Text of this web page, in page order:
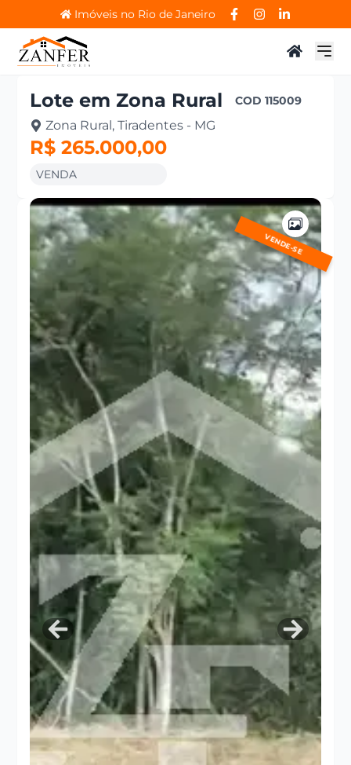
Imóveis no Rio de Janeiro
Lote em Zona Rural COD115009
Zona Rural, Tiradentes - MG
R$ 265.000,00
VENDA
VENDE-SE